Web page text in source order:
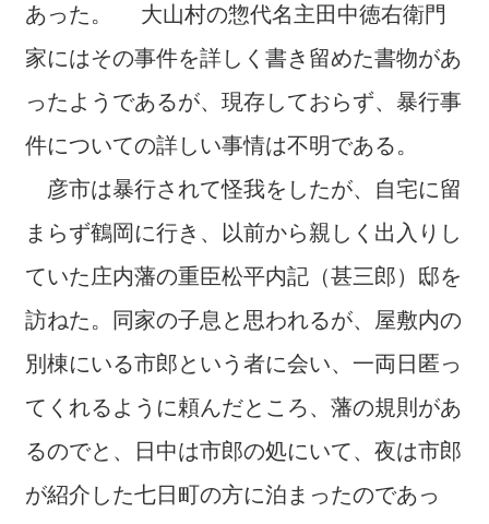
あった。 大山村の惣代名主田中徳右衛門
家にはその事件を詳しく書き留めた書物があ
ったようであるが、現存しておらず、暴行事
件についての詳しい事情は不明である。
彦市は暴行されて怪我をしたが、自宅に留
まらず鶴岡に行き、以前から親しく出入りし
ていた庄内藩の重臣松平内記（甚三郎）邸を
訪ねた。同家の子息と思われるが、屋敷内の
別棟にいる市郎という者に会い、一両日匿っ
てくれるように頼んだところ、藩の規則があ
るのでと、日中は市郎の処にいて、夜は市郎
が紹介した七日町の方に泊まったのであっ